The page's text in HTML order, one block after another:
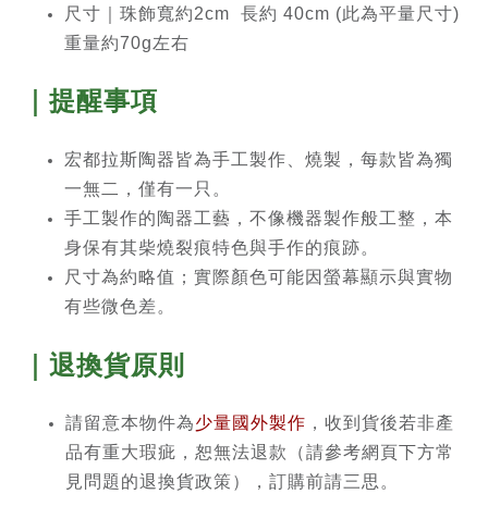
尺寸｜珠飾寬約2cm 長約 40cm (此為平量尺寸)
重量約70g左右
｜提醒事項
宏都拉斯陶器皆為手工製作、燒製，每款皆為獨
一無二，僅有一只。
手工製作的陶器工藝，不像機器製作般工整，本
身保有其柴燒裂痕特色與手作的痕跡。
尺寸為約略值；實際顏色可能因螢幕顯示與實物
有些微色差。
｜退換貨原則
請留意本物件為少量國外製作 ，收到貨後若非產
品有重大瑕疵，恕無法退款（請參考網頁下方常
見問題的退換貨政策），訂購前請三思。